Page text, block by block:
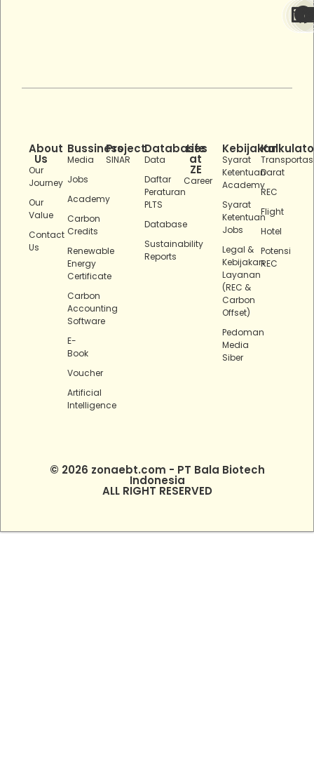
About
Us
Our
Journey
Our
Value
Contact
Us
Bussiness
Media
Jobs
Academy
Carbon
Credits
Renewable
Energy
Certificate
Carbon
Accounting
Software
E-
Book
Voucher
Artificial
Intelligence
Project
SINAR
Databases
Data
Daftar
Peraturan
PLTS
Database
Sustainability
Reports
Life
at
ZE
Career
Kebijakan
Syarat
Ketentuan
Academy
Syarat
Ketentuan
Jobs
Legal &
Kebijakan
Layanan
(REC &
Carbon
Offset)
Pedoman
Media
Siber
Darat
REC
Flight
Hotel
Potensi
REC
© 2026 zonaebt.com - PT Bala Biotech
Indonesia
ALL RIGHT RESERVED